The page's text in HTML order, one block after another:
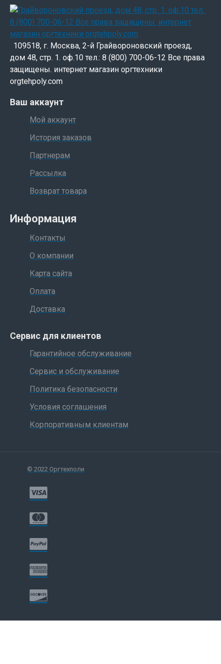
109518, г. Москва, 2-й Грайвороновский проезд,
дом 48, стр. 1. оф.10 тел.: 8 (800) 700-06-12 Все права
защищены. интернет магазин оргтехники
orgtehpoly.com
Ваш аккаунт
Мой аккаунт
История заказов
Партнерам
Рассылка
Возврат товара
Информация
Контакты
О компании
Карта сайта
Оплата
Доставка
Сервис для клиентов
Гарантийное обслуживание
Сервис и обслуживание
Политика безопасности
Условия соглашения
Корпоративным клиентам
© 2022 Оргтехполи